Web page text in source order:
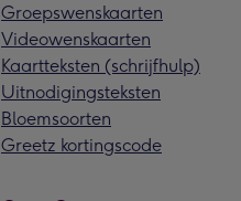
Groepswenskaarten
Videowenskaarten
Kaartteksten (schrijfhulp)
Uitnodigingsteksten
Bloemsoorten
Greetz kortingscode